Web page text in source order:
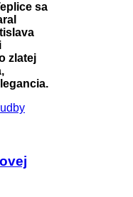
sa
zlatej